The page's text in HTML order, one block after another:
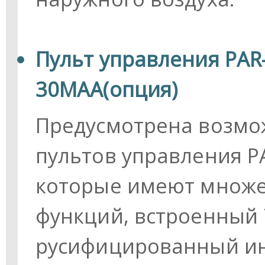
Пульт управления
30MAA(опция)
Предусмотрена
пультов управления
которые имеют
функций,
русифицированный